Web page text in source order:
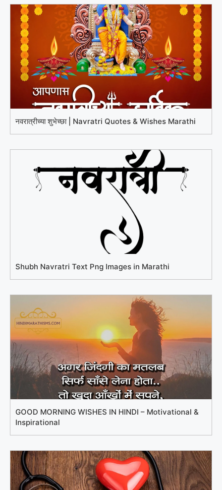
नवरात्रीच्या शुभेच्छा | Navratri Quotes & Wishes Marathi
Shubh Navratri Text Png Images in Marathi
GOOD MORNING WISHES IN HINDI – Motivational &
Inspirational